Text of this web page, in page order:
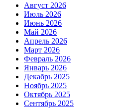
Август 2026
Июль 2026
Июнь 2026
Май 2026
Апрель 2026
Март 2026
Февраль 2026
Январь 2026
Декабрь 2025
Ноябрь 2025
Октябрь 2025
Сентябрь 2025